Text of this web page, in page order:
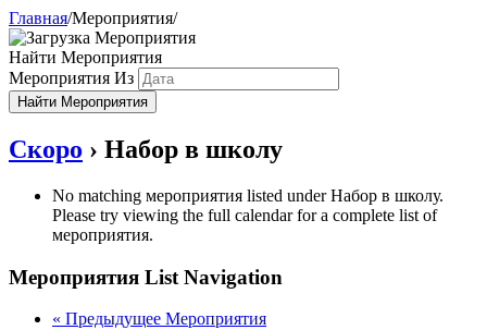
Главная/Мероприятия/
Найти Мероприятия
Мероприятия Из
Скоро › Набор в школу
No matching мероприятия listed under Набор в школу.
Please try viewing the full calendar for a complete list of
мероприятия.
Мероприятия List Navigation
« Предыдущее Мероприятия